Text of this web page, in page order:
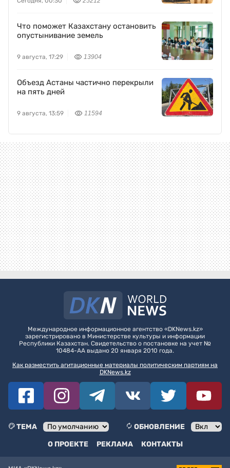
Что поможет Казахстану остановить
опустынивание земель
9 августа, 17:29 13904
Объезд Астаны частично перекрыли
на пять дней
9 августа, 13:59 11594
Международное информационное агентство «DKNews.kz»
зарегистрировано в Министерстве культуры и информации
Республики Казахстан. Свидетельство о постановке на учет №
10484-АА выдано 20 января 2010 года.
Как разместить агитационные материалы политическим партиям на
DKNews.kz
ТЕМА
ОБНОВЛЕНИЕ
О ПРОЕКТЕ
РЕКЛАМА КОНТАКТЫ